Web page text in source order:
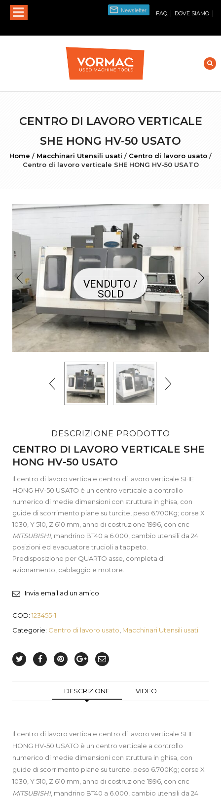
FAQ | DOVE SIAMO |
CENTRO DI LAVORO VERTICALE
SHE HONG HV-50 USATO
Home / Macchinari Utensili usati / Centro di lavoro usato /
Centro di lavoro verticale SHE HONG HV-50 USATO
VENDUTO /
SOLD
DESCRIZIONE PRODOTTO
CENTRO DI LAVORO VERTICALE SHE
HONG HV-50 USATO
Il centro di lavoro verticale centro di lavoro verticale SHE
HONG HV-50 USATO è un centro verticale a controllo
numerico di medie dimensioni con struttura in ghisa, con
guide di scorrimento piane su turcite, peso 6.700Kg; corse X
1030, Y 510, Z 610 mm, anno di costruzione 1996, con cnc
MITSUBISHI, mandrino BT40 a 6.000, cambio utensili da 24
posizioni ed evacuatore trucioli a tappeto.
Predisposizione per QUARTO asse, completa di
azionamento, cablaggio e motore.
Invia email ad un amico
COD: 123455-1
Categorie: Centro di lavoro usato Macchinari Utensili usati
DESCRIZIONE VIDEO
Il centro di lavoro verticale centro di lavoro verticale SHE
HONG HV-50 USATO è un centro verticale a controllo
numerico di medie dimensioni con struttura in ghisa, con
guide di scorrimento piane su turcite, peso 6.700Kg; corse X
1030, Y 510, Z 610 mm, anno di costruzione 1996, con cnc
MITSUBISHI, mandrino BT40 a 6.000, cambio utensili da 24